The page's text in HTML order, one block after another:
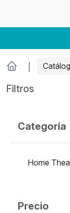
Filtros
Categoría
Home
Precio